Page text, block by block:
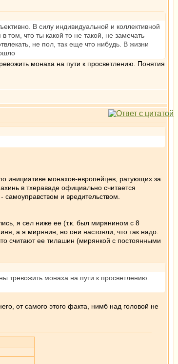
В силу индивидуальной и коллективной
что ты какой то не такой, не замечать
не пол, так еще что нибудь. В жизни
монаха на пути к просветлению. Понятия
инициативе монахов-европейцев, ратующих за
в тхераваде официально считается
и вредительством.
я сел ниже ее (т.к. был мирянином с 8
а я мирянин, но они настояли, что так надо.
считают ее тилашин (мирянкой с постоянными
тревожить монаха на пути к просветлению.
от самого этого факта, нимб над головой не